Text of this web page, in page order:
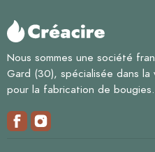
Nous sommes une société
Gard (30), spécialisée dans
pour la fabrication de bougies.